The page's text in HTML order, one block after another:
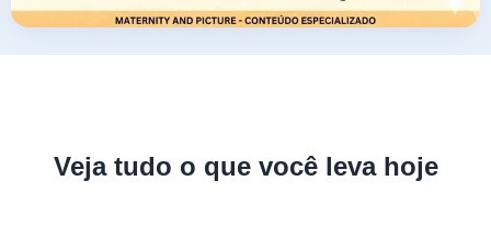
Veja tudo o que você leva hoje